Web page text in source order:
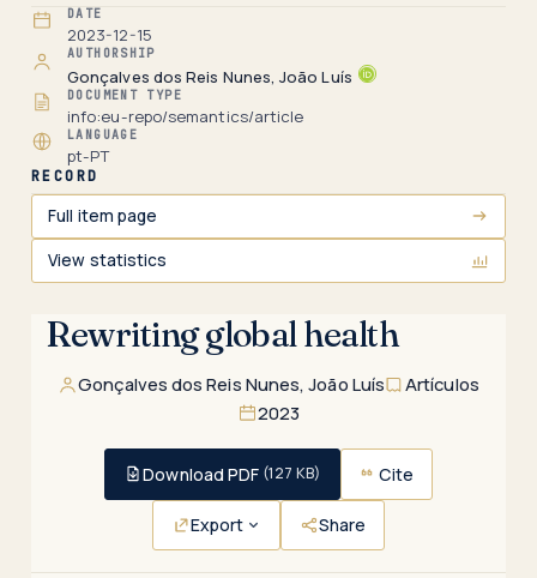
DATE
2023-12-15
AUTHORSHIP
Gonçalves dos Reis Nunes, João Luís
DOCUMENT TYPE
info:eu-repo/semantics/article
LANGUAGE
pt-PT
RECORD
Full item page
View statistics
Rewriting global health
Gonçalves dos Reis Nunes, João Luís
Artículos
2023
Download PDF (127 KB) Cite
Export Share